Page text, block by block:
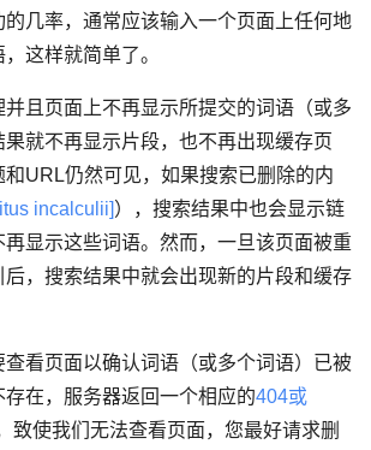
几率，通常应该输入一个页面上任何地
这样就简单了。
且页面上不再显示所提交的词语（或多
就不再显示片段，也不再出现缓存页
和URL仍然可见，如果搜索已删除的内
incalculii]），搜索结果中也会显示链
显示这些词语。然而，一旦该页面被重
，搜索结果中就会出现新的片段和缓存
看页面以确认词语（或多个词语）已被
在，服务器返回一个相应的404或
致使我们无法查看页面，您最好请求删